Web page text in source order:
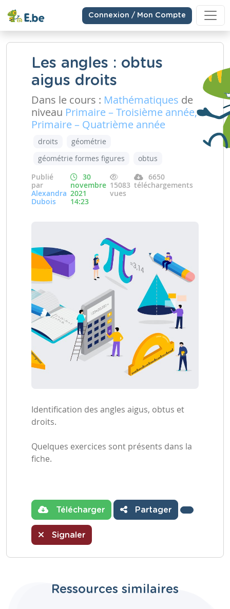
Connexion / Mon Compte
Les angles : obtus
aigus droits
Dans le cours : Mathématiques de
niveau Primaire – Troisième année,
Primaire – Quatrième année
droits
géométrie
géométrie formes figures
obtus
Publié
par
Alexandra
Dubois
30
novembre
2021
14:23
15083
vues
6650
téléchargements
Identification des angles aigus, obtus et
droits.
Quelques exercices sont présents dans la
fiche.
Télécharger Partager
Signaler
Ressources similaires